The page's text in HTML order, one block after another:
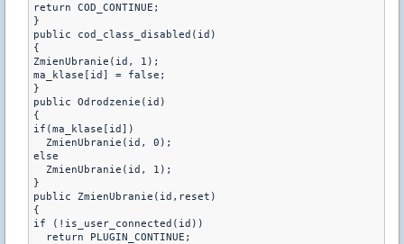
return COD_CONTINUE;
}
public cod_class_disabled(id)
{
ZmienUbranie(id, 1);
ma_klase[id] = false;
}
public Odrodzenie(id)
{
if(ma_klase[id])
  ZmienUbranie(id, 0);
else
  ZmienUbranie(id, 1);
}
public ZmienUbranie(id,reset)
{
if (!is_user_connected(id))
  return PLUGIN_CONTINUE;